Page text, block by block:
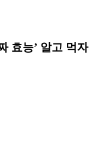
효능’ 알고 먹자